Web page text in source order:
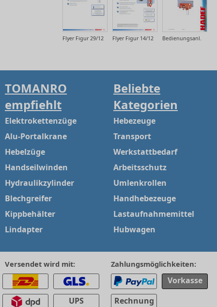
Bedienungsanl.
Flyer Figur 14/12
Flyer Figur 29/12
TOMANRO
empfiehlt
Elektrokettenzüge
Alu-Portalkrane
Hebelzüge
Handseilwinden
Hydraulikzylinder
Blechgreifer
Kippbehälter
Lindapter
Beliebte
Kategorien
Hebezeuge
Transport
Werkstattbedarf
Arbeitsschutz
Umlenkrollen
Handhebezeuge
Lastaufnahmemittel
Hubwagen
Versendet wird mit:
UPS
Zahlungsmöglichkeiten:
Vorkasse
Rechnung